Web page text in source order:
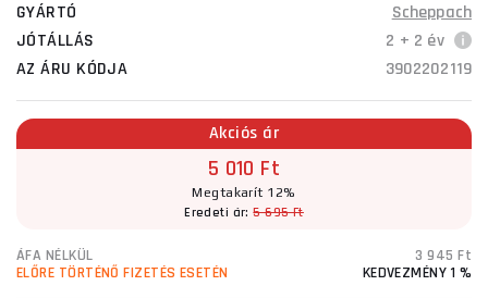
GYÁRTÓ
Scheppach
JÓTÁLLÁS
2 + 2 év
AZ ÁRU KÓDJA
3902202119
Akciós ár
5 010 Ft
Megtakarít 12%
Eredeti ár:5 695 Ft
ÁFA NÉLKÜL
3 945 Ft
ELŐRE TÖRTÉNŐ FIZETÉS ESETÉN
KEDVEZMÉNY 1 %